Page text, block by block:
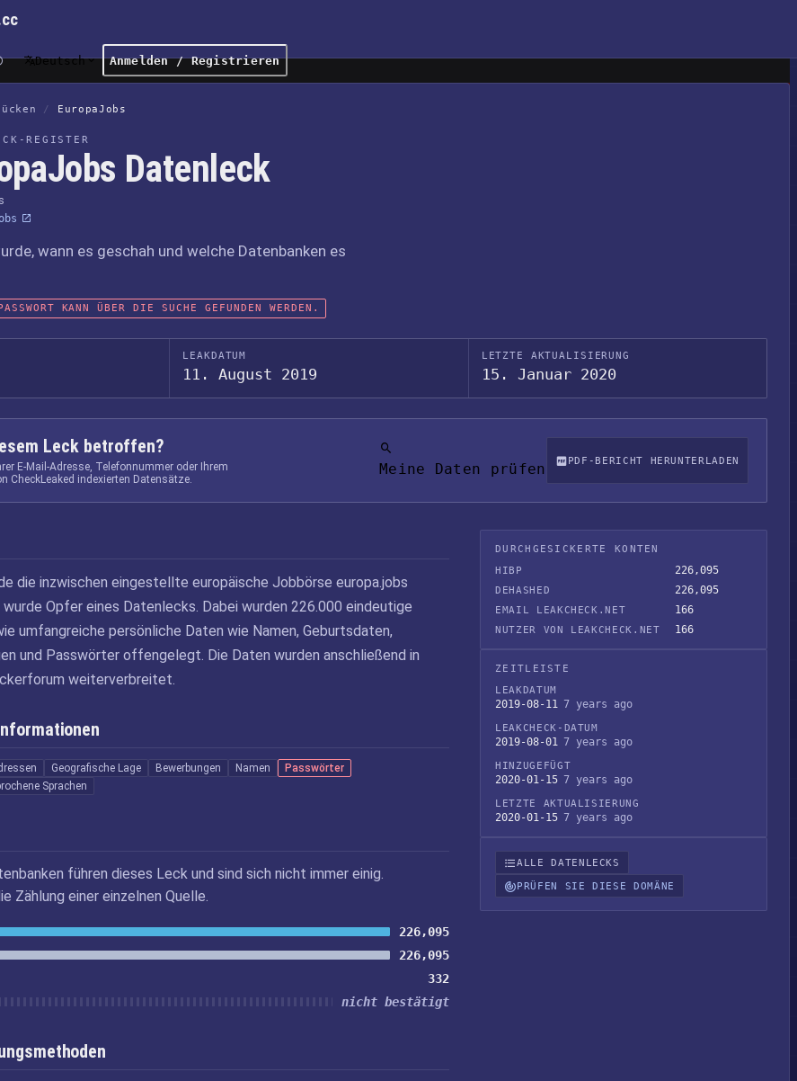
Deutsch Anmelden / Registrieren
/ EuropaJobs
REGISTER
Datenleck
wann es geschah und welche Datenbanken es
KANN ÜBER DIE SUCHE GEFUNDEN WERDEN.
LEAKDATUM
11. August 2019
LETZTE AKTUALISIERUNG
15. Januar 2020
Leck betroffen?
E-Mail-Adresse, Telefonnummer oder Ihrem
CheckLeaked indexierten Datensätze.
Meine Daten prüfen PDF-BERICHT HERUNTERLADEN
die inzwischen eingestellte europäische Jobbörse europa.jobs
Opfer eines Datenlecks. Dabei wurden 226.000 eindeutige
umfangreiche persönliche Daten wie Namen, Geburtsdaten,
und Passwörter offengelegt. Die Daten wurden anschließend in
weiterverbreitet.
Geografische Lage Bewerbungen Namen
Passwörter
Sprachen
führen dieses Leck und sind sich nicht immer einig.
Zählung einer einzelnen Quelle.
226,095
226,095
332
nicht bestätigt
DURCHGESICKERTE KONTEN
HIBP
226,095
DEHASHED 226,095
EMAIL LEAKCHECK.NET 166
NUTZER VON LEAKCHECK.NET 166
ZEITLEISTE
LEAKDATUM
2019-08-11 7 years ago
LEAKCHECK-DATUM
2019-08-01 7 years ago
HINZUGEFÜGT
2020-01-15 7 years ago
LETZTE AKTUALISIERUNG
2020-01-15 7 years ago
ALLE DATENLECKS
PRÜFEN SIE DIESE DOMÄNE